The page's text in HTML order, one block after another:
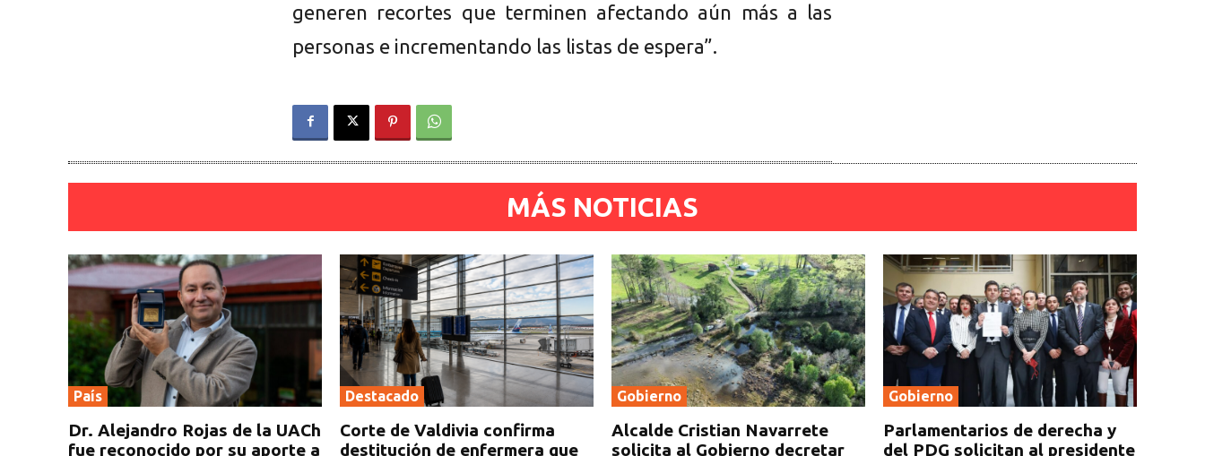
generen recortes que terminen afectando aún más a las
personas e incrementando las listas de espera”.
MÁS NOTICIAS
País
Dr. Alejandro Rojas de la UACh
fue reconocido por su aporte a
Destacado
Corte de Valdivia confirma
destitución de enfermera que
Gobierno
Alcalde Cristian Navarrete
solicita al Gobierno decretar
Gobierno
Parlamentarios de derecha y
del PDG solicitan al presidente